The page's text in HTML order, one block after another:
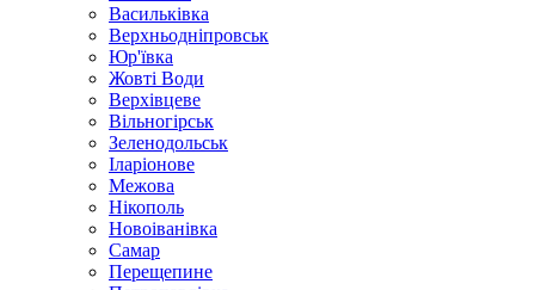
Васильківка
Верхньодніпровськ
Юр'ївка
Жовті Води
Верхівцеве
Вільногірськ
Зеленодольськ
Іларіонове
Межова
Нікополь
Новоіванівка
Самар
Перещепине